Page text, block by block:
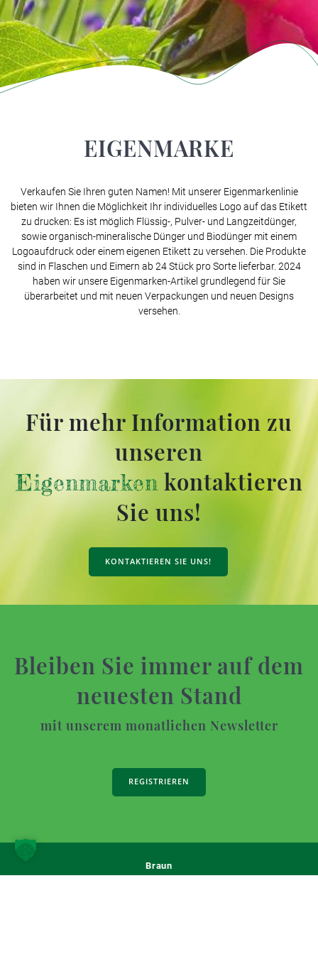
EIGENMARKE
Verkaufen Sie Ihren guten Namen! Mit unserer Eigenmarkenlinie
bieten wir Ihnen die Möglichkeit Ihr individuelles Logo auf das Etikett
zu drucken: Es ist möglich Flüssig-, Pulver- und Langzeitdünger,
sowie organisch-mineralische Dünger und Biodünger mit einem
Logoaufdruck oder einem eigenen Etikett zu versehen. Die Produkte
sind in Flaschen und Eimern ab 24 Stück pro Sorte lieferbar. 2024
haben wir unsere Eigenmarken-Artikel grundlegend für Sie
überarbeitet und mit neuen Verpackungen und neuen Designs
versehen.
Für mehr Information zu
unseren
Eigenmarkenkontaktieren
Sie uns!
KONTAKTIEREN SIE UNS!
Bleiben Sie immer auf dem
neuesten Stand
mit unserem monatlichen Newsletter
REGISTRIEREN
Braun